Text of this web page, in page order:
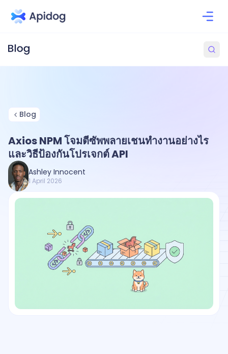
Blog
Axios NPM โจมตีซัพพลายเชนทำงานอย่างไร
และวิธีป้องกันโปรเจกต์ API
Ashley Innocent
1 April 2026